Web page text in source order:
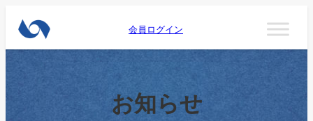
会員ログイン
お知らせ